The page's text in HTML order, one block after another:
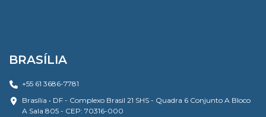
BRASÍLIA
+55 61 3686-7781
Brasília • DF - Complexo Brasil 21 SHS - Quadra 6 Conjunto A Bloco
A Sala 805 - CEP: 70316-000